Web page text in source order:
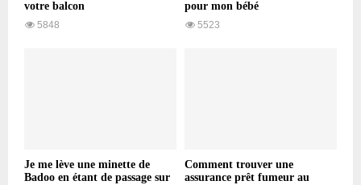
votre balcon
5848
pour mon bébé
5523
Je me lève une minette de
Badoo en étant de passage sur
Comment trouver une
assurance prêt fumeur au